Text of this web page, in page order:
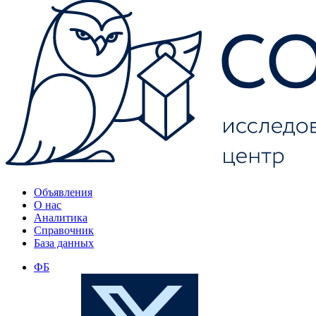
Объявления
О нас
Аналитика
Справочник
База данных
ФБ